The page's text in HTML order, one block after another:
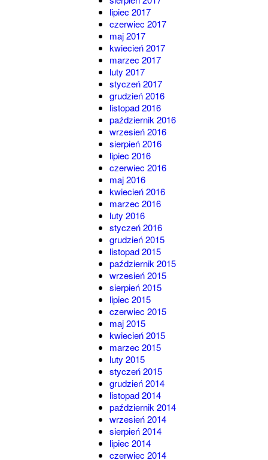
lipiec 2017
czerwiec 2017
maj 2017
kwiecień 2017
marzec 2017
luty 2017
styczeń 2017
grudzień 2016
listopad 2016
październik 2016
wrzesień 2016
sierpień 2016
lipiec 2016
czerwiec 2016
maj 2016
kwiecień 2016
marzec 2016
luty 2016
styczeń 2016
grudzień 2015
listopad 2015
październik 2015
wrzesień 2015
sierpień 2015
lipiec 2015
czerwiec 2015
maj 2015
kwiecień 2015
marzec 2015
luty 2015
styczeń 2015
grudzień 2014
listopad 2014
październik 2014
wrzesień 2014
sierpień 2014
lipiec 2014
czerwiec 2014